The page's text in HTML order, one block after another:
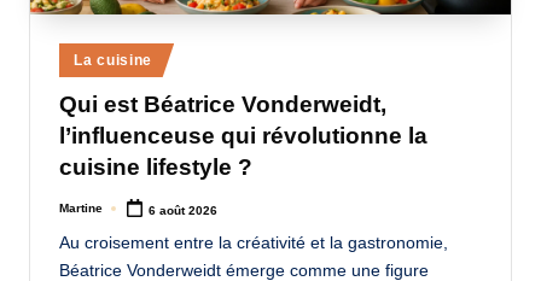
Posted
in
La cuisine
Qui est Béatrice Vonderweidt,
l’influenceuse qui révolutionne la
cuisine lifestyle ?
Posted
Martine 6 août 2026
Au croisement entre la créativité et la gastronomie,
Béatrice Vonderweidt émerge comme une figure